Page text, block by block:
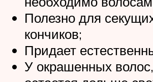
Полезно для
кончиков;
Придает
У окрашенных